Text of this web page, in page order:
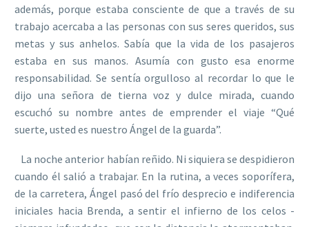
además, porque estaba consciente de que a través de su
trabajo acercaba a las personas con sus seres queridos, sus
metas y sus anhelos. Sabía que la vida de los pasajeros
estaba en sus manos. Asumía con gusto esa enorme
responsabilidad. Se sentía orgulloso al recordar lo que le
dijo una señora de tierna voz y dulce mirada, cuando
escuchó su nombre antes de emprender el viaje “Qué
suerte, usted es nuestro Ángel de la guarda”.
La noche anterior habían reñido. Ni siquiera se despidieron
cuando él salió a trabajar. En la rutina, a veces soporífera,
de la carretera, Ángel pasó del frío desprecio e indiferencia
iniciales hacia Brenda, a sentir el infierno de los celos -